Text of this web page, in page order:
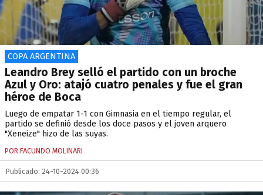
COPA ARGENTINA
Leandro Brey selló el partido con un broche
Azul y Oro: atajó cuatro penales y fue el gran
héroe de Boca
Luego de empatar 1-1 con Gimnasia en el tiempo regular, el
partido se definió desde los doce pasos y el joven arquero
"Xeneize" hizo de las suyas.
POR FACUNDO MOLINARI
Publicado: 24-10-2024 00:36